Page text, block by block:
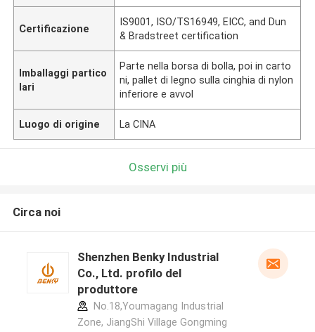
Certificazione
IS9001, ISO/TS16949, EICC, and Dun
& Bradstreet certification
Imballaggi partico
lari
Parte nella borsa di bolla, poi in carto
ni, pallet di legno sulla cinghia di nylon
inferiore e avvol
Luogo di origine La CINA
Osservi più
Circa noi
Shenzhen Benky Industrial
Co., Ltd. profilo del
produttore
No.18,Youmagang Industrial
Zone, JiangShi Village Gongming